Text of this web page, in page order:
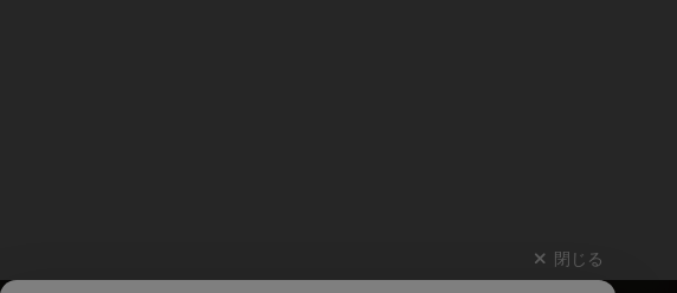
閉じる